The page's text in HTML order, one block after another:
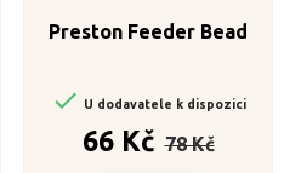
Preston Feeder Bead
 U dodavatele k dispozici
66 Kč cena
78 Kč